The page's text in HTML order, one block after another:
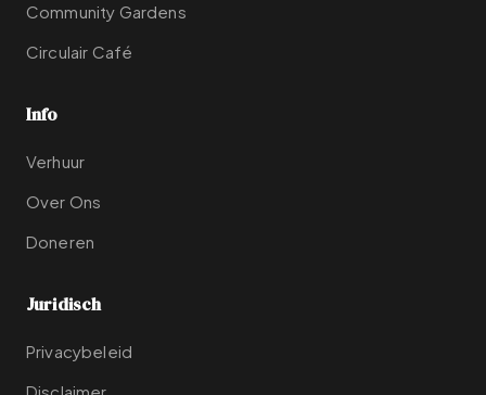
Community Gardens
Circulair Café
Info
Verhuur
Over Ons
Doneren
Juridisch
Privacybeleid